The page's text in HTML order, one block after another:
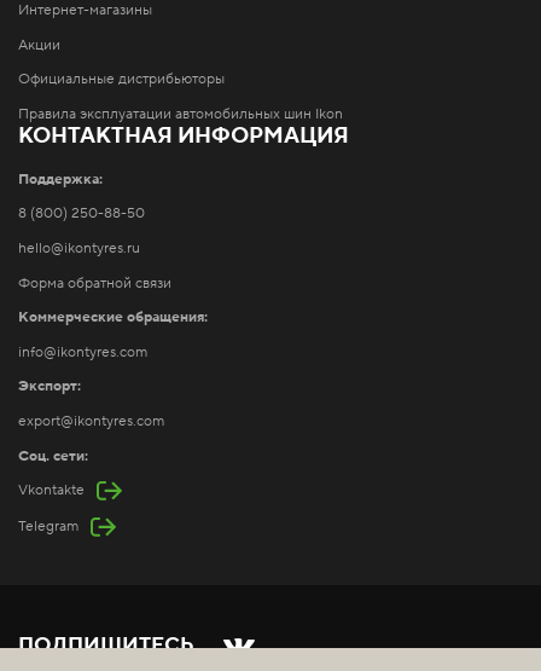
Интернет-магазины
Акции
Официальные дистрибьюторы
Правила эксплуатации автомобильных шин Ikon
КОНТАКТНАЯ ИНФОРМАЦИЯ
Поддержка:
8 (800) 250-88-50
hello@ikontyres.ru
Форма обратной связи
Коммерческие обращения:
info@ikontyres.com
Экспорт:
export@ikontyres.com
Соц. сети:
Vkontakte
Telegram
ПОДПИШИТЕСЬ